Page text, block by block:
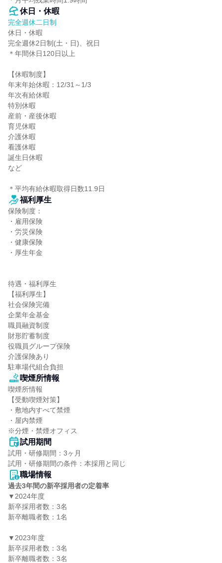
休日・休暇
完全週休二日制
休日・休暇
完全週休2日制(土・日)、祝日
＊年間休日120日以上
【休暇制度】
年末年始休暇：12/31～1/3
年次有給休暇
特別休暇
産前・産後休暇
育児休暇
介護休暇
看護休暇
誕生日休暇
など
＊平均有給休暇取得日数11.9日
福利厚生
保険制度：
・雇用保険
・労災保険
・健康保険
・厚生年金
待遇・福利厚生
【福利厚生】
社会保険完備
企業年金基金
職員融資制度
財形貯蓄制度
役職員グループ保険
介護保険あり
駐車場代組合負担
喫煙所情報
喫煙所情報
【受動喫煙対策】
・敷地内すべて禁煙
・屋内禁煙
※分煙・禁煙オフィス
試用期間
試用・研修期間：3ヶ月
職場情報
過去3年間の新卒採用者の定着率
▼2024年度
新卒採用者数：3名
新卒離職者数：1名
▼2023年度
新卒採用者数：3名
新卒離職者数：3名